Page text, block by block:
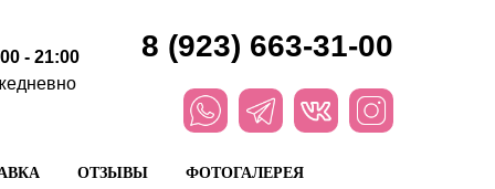
- 21:00
8 (923) 663-31-00
ОТЗЫВЫ
ФОТОГАЛЕРЕЯ